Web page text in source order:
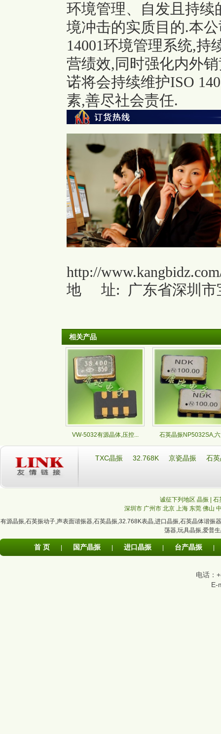
环境管理、自发且持
境冲击的实质目的.本
14001环境管理系统,持
营绩效,同时强化内外
诺将会持续维护ISO
素,善尽社会责任.
http://
地 址: 广东省深圳市
相关产品
VW-5032有源晶体,压控... 石英晶振NP5032SA,六
TXC晶振 32.768K 京瓷晶振 石
诚征下列地区 晶振 |
深圳市 广州市 北京 上海 东莞 佛山
有源晶振,石英振动子,声表面谐振器,石英晶振,32.768K表晶,进口晶振,石英晶体谐振器
荡器,玩具晶振,爱普
首 页 国产晶振 进口晶振 台产晶振
电话：
E-